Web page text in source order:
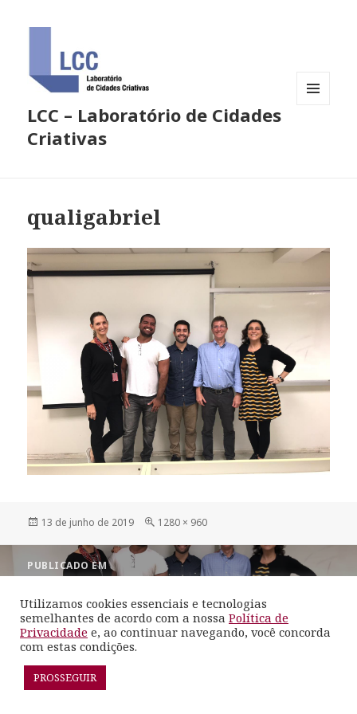
LCC – Laboratório de Cidades
Criativas
qualigabriel
Publicado
13 de junho de 2019
Tamanho
1280 × 960
de
PUBLICADO EM
Exame de Qualificação de Gabriel Lima
Orgulhosamente mantido com WordPress
Utilizamos cookies essenciais e tecnologias
semelhantes de acordo com a nossa Política de
Privacidade e, ao continuar navegando, você concorda
com estas condições.
PROSSEGUIR